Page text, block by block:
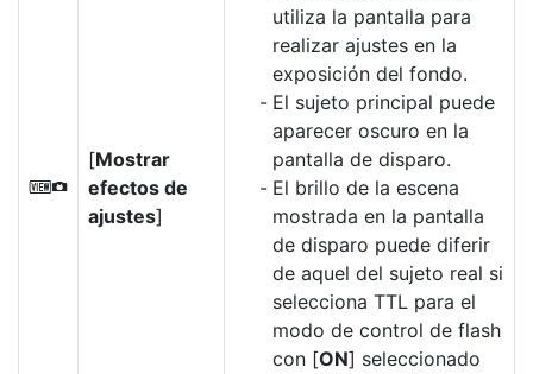
V
[Mostrar
efectos de
ajustes]
utiliza la pantalla para
realizar ajustes en la
exposición del fondo.
El sujeto principal puede
aparecer oscuro en la
pantalla de disparo.
El brillo de la escena
mostrada en la pantalla
de disparo puede diferir
de aquel del sujeto real si
selecciona TTL para el
modo de control de flash
con [ON] seleccionado